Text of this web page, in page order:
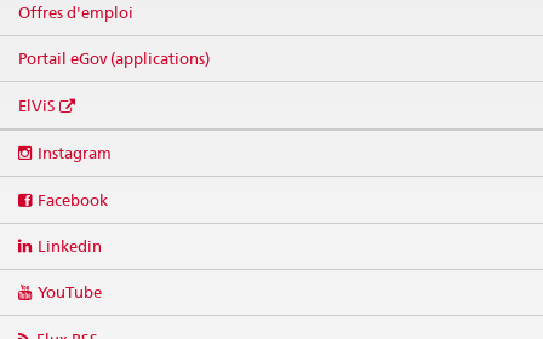
Offres d'emploi
Portail eGov (applications)
ElViS
media
Instagram
Facebook
Linkedin
YouTube